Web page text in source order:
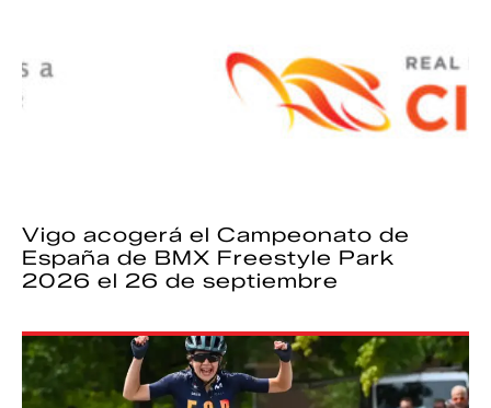
Vigo acogerá el Campeonato de
España de BMX Freestyle Park
2026 el 26 de septiembre